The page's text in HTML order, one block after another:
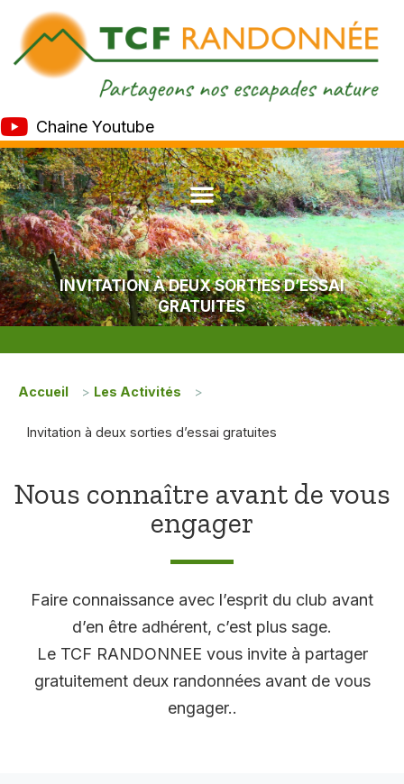
Chaine Youtube
INVITATION À DEUX SORTIES D’ESSAI
GRATUITES
Accueil > Les Activités >
Invitation à deux sorties d’essai gratuites
Nous connaître avant de vous
engager
Faire connaissance avec l’esprit du club avant
d’en être adhérent, c’est plus sage.
Le TCF RANDONNEE vous invite à partager
gratuitement deux randonnées avant de vous
engager..